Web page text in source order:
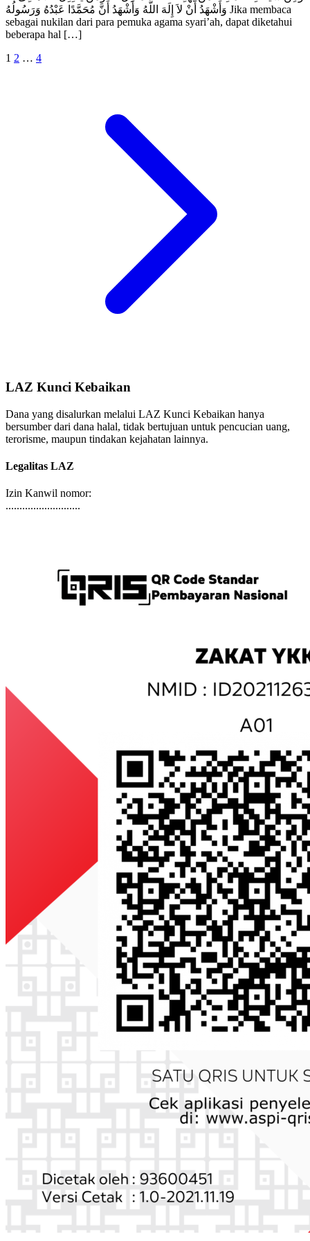
وَأَشْهَدُ أَنْ لاَ إِلَهَ اللَّهُ وَأَشْهَدُ أَنَّ مُحَمَّدًا عَبْدُهُ وَرَسُولُهُ Jika membaca
sebagai nukilan dari para pemuka agama syari’ah, dapat diketahui
beberapa hal […]
Posts
1 2 … 4Next
LAZ Kunci Kebaikan
Dana yang disalurkan melalui LAZ Kunci Kebaikan hanya
bersumber dari dana halal, tidak bertujuan untuk pencucian uang,
terorisme, maupun tindakan kejahatan lainnya.
Legalitas LAZ
Izin Kanwil nomor:
...........................